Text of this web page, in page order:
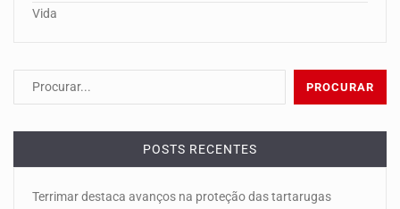
Vida
POSTS RECENTES
Terrimar destaca avanços na proteção das tartarugas